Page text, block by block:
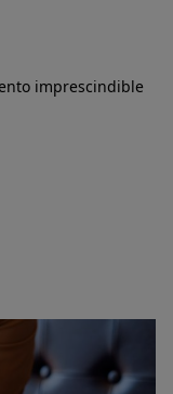
imprescindible